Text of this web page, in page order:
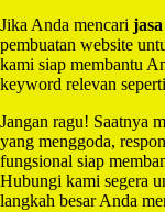
Jika Anda mencari
pembuatan website
kami siap membantu
keyword relevan
Jangan ragu! Saatnya
yang menggoda,
fungsional siap
Hubungi kami segera
langkah besar Anda